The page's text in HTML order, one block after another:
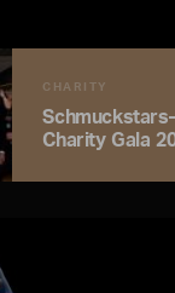
CHARITY
Charity Gala